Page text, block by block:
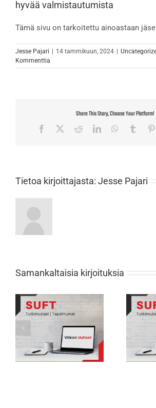
hyvää valmistautumista
Tämä sivu on tarkoitettu ainoastaan
Jesse Pajari | 14 tammikuun, 2024 |
Kommenttia
Share This Story, Choose Your Platform!
Facebook RedditLinkedInWhatsApp
Tumblr
Tietoa kirjoittajasta: Jesse Pajari
Samankaltaisia kirjoituksia
Viikon Uutiset 232: Tarkkana selän
rasitusmurtumien kanssa